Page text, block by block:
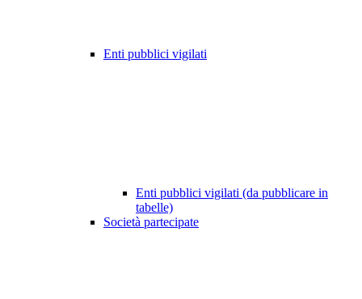
Enti pubblici vigilati
Enti pubblici vigilati (da pubblicare in
tabelle)
Società partecipate